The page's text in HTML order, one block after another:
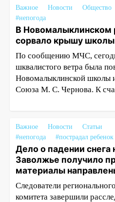
Важное Новости
Общество
#непогода
В Новомалыклинском
сорвало крышу школы
По сообщению МЧС,
шквалистого ветра была
Новомалыклинской школы
Союза М. С. Чернова. К
Важное Новости
Статьи
#непогода
#пострадал ребенок
Дело о падении снега
Заволжье получило
материалы
Следователи
комитета завершили